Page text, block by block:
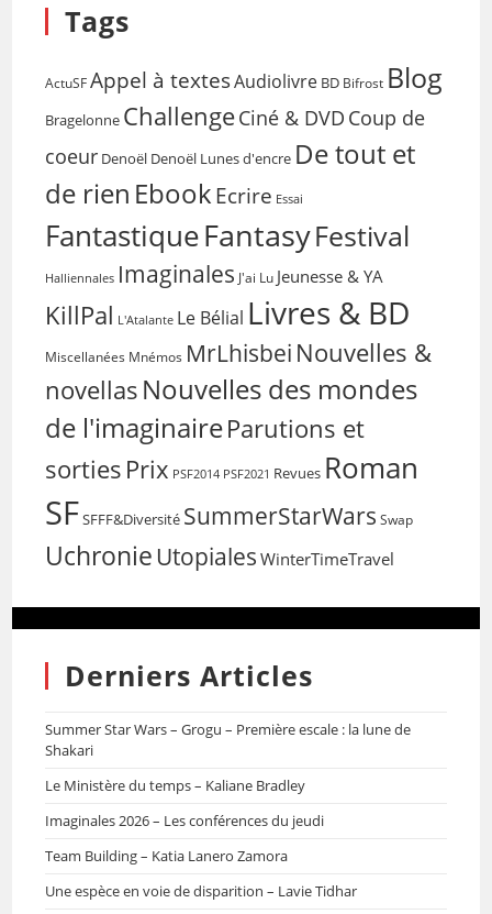
Tags
ActuSF Appel à textesAudiolivre BD Bifrost Blog
Bragelonne ChallengeCiné & DVD Coup de
coeur Denoël Denoël Lunes d'encre De tout et
de rien EbookEcrire Essai
FantastiqueFantasyFestival
Halliennales Imaginales J'ai Lu Jeunesse & YA
KillPal L'Atalante Le Bélial Livres & BD
Miscellanées Mnémos MrLhisbei Nouvelles &
novellas Nouvelles des mondes
de l'imaginaireParutions et
sorties Prix PSF2014 PSF2021 Revues Roman
SFSFFF&Diversité SummerStarWars Swap
Uchronie Utopiales WinterTimeTravel
Derniers Articles
Summer Star Wars – Grogu – Première escale : la lune de
Shakari
Le Ministère du temps – Kaliane Bradley
Imaginales 2026 – Les conférences du jeudi
Team Building – Katia Lanero Zamora
Une espèce en voie de disparition – Lavie Tidhar